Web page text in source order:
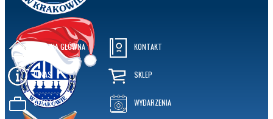
STRONA GŁÓWNA
O NAS
OFERTA
KONTAKT
SKLEP
WYDARZENIA